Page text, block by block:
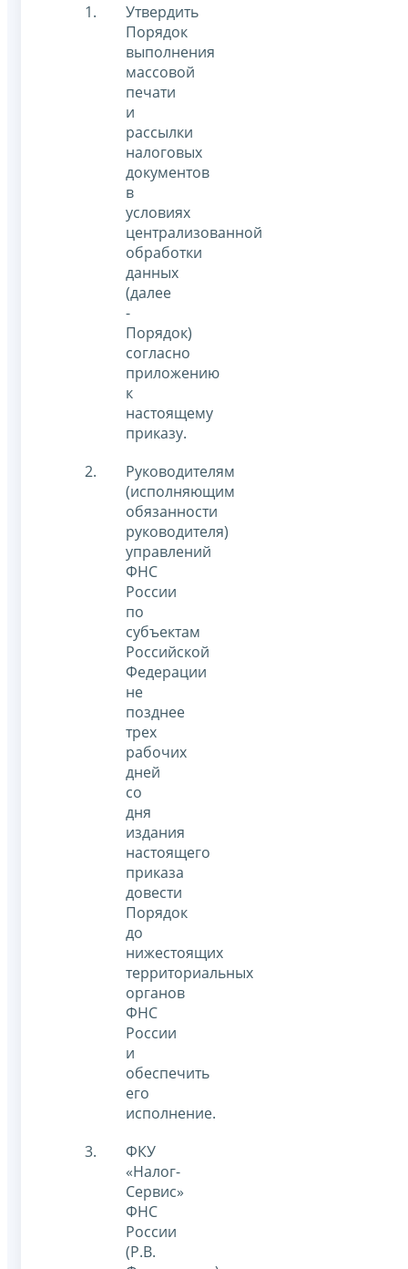
Утвердить
Порядок
выполнения
массовой
печати
и
рассылки
налоговых
документов
в
условиях
централизованной
обработки
данных
(далее
-
Порядок)
согласно
приложению
к
настоящему
приказу.
Руководителям
(исполняющим
обязанности
руководителя)
управлений
ФНС
России
по
субъектам
Российской
Федерации
не
позднее
трех
рабочих
дней
со
дня
издания
настоящего
приказа
довести
Порядок
до
нижестоящих
территориальных
органов
ФНС
России
и
обеспечить
его
исполнение.
ФКУ
«Налог-
Сервис»
ФНС
России
(Р.В.